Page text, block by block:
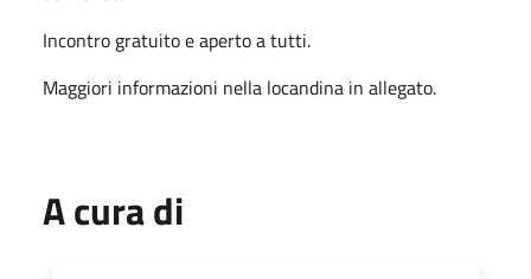
Incontro gratuito e aperto a tutti.
Maggiori informazioni nella locandina in allegato.
A cura di